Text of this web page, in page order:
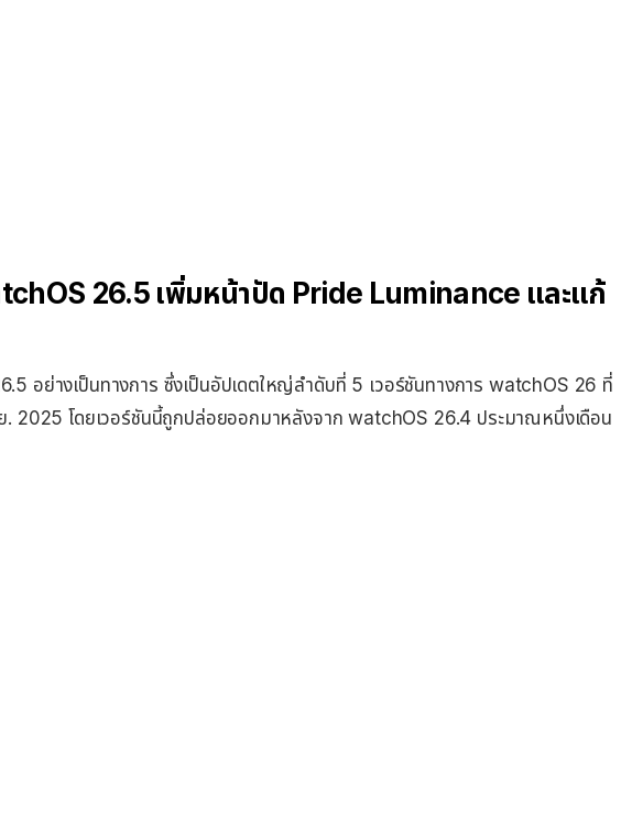
26.5 เพิ่มหน้าปัด Pride Luminance และแก้
อย่างเป็นทางการ ซึ่งเป็นอัปเดตใหญ่ลำดับที่ 5 เวอร์ชันทางการ watchOS 26 ที่
. 2025 โดยเวอร์ชันนี้ถูกปล่อยออกมาหลังจาก watchOS 26.4 ประมาณหนึ่งเดือน